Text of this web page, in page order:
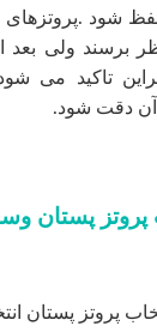
شود
برسند ولی بعد
تاکید می
آن دقت شود.
پروتز پستان
پروتز پستان